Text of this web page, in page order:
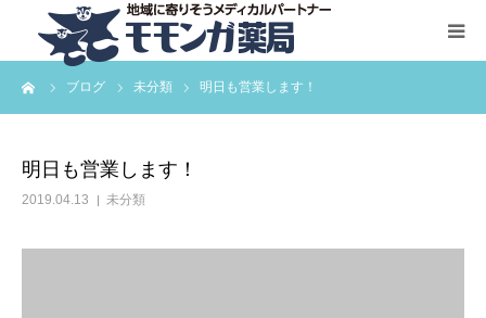
ブログ 未分類 明日も営業します！
明日も営業します！
2019.04.13 未分類
HOME